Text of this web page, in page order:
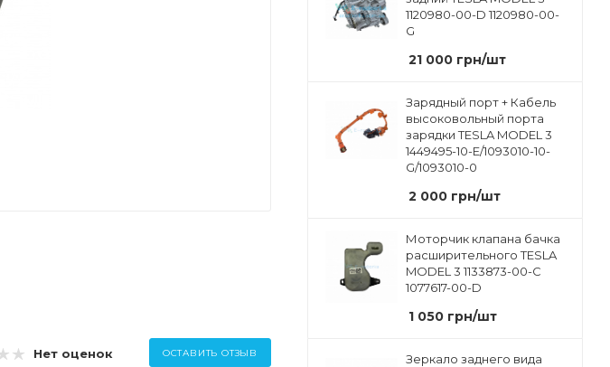
Нет оценок ОСТАВИТЬ ОТЗЫВ
1120980-00-D 1120980-00-
G
21 000 грн/шт
Зарядный порт + Кабель
высоковольный порта
зарядки TESLA MODEL 3
1449495-10-E/1093010-10-
G/1093010-0
2 000 грн/шт
Моторчик клапана бачка
расширительного TESLA
MODEL 3 1133873-00-C
1077617-00-D
1 050 грн/шт
Зеркало заднего вида